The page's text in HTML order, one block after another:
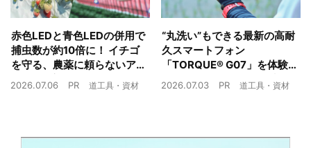
赤色LEDと青色LEDの併用で
捕虫数が約10倍に！ イチゴ
を守る、農薬に頼らないア
ザミウマ対策
2026.07.06 PR 道工具・資材
“丸洗い”もできる最新の高耐
久スマートフォン
「TORQUE® G07」を体験
農業現場の“スマホの弱点”を
2026.07.03 PR 道工具・資材